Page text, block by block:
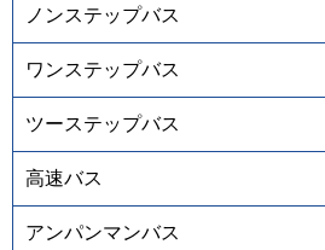
ノンステップバス
ワンステップバス
ツーステップバス
高速バス
アンパンマンバス